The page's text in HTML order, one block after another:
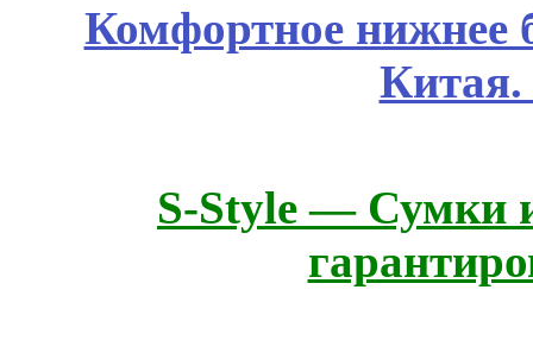
Комфортное нижнее
S-Style — Сумки